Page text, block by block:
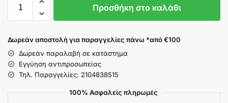
Προσθήκη στο καλάθι
Δωρεάν αποστολή για παραγγελίες πάνω *από €100
Δωρεάν παραλαβή σε κατάστημα
Εγγύηση αντιπροσωπείας
Τηλ. Παραγγελίες: 2104838515
100% Ασφαλείς πληρωμές